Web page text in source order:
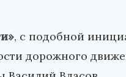
, с подобной
дорожного